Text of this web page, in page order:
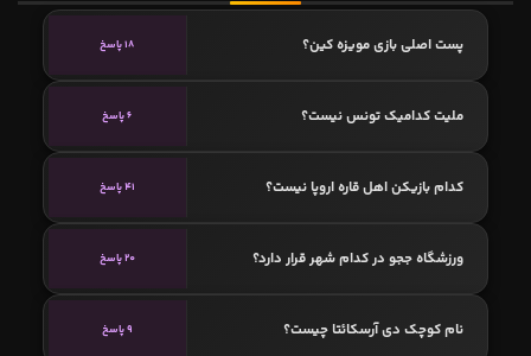
پست اصلی بازی مویزه کین؟ 18 پاسخ
ملیت کدامیک تونس نیست؟ 6 پاسخ
کدام بازیکن اهل قاره اروپا نیست؟ 41 پاسخ
ورزشگاه ججو در کدام شهر قرار دارد؟ 20 پاسخ
نام کوچک دی آرسکائتا چیست؟ 9 پاسخ